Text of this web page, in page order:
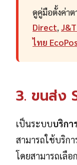
ดูคู่มือตั้งค่าต
Direct,
ไทย
3. ขนส่ง
เป็นระบบบริกา
สามารถใช้บริก
โดยสามารถเลื